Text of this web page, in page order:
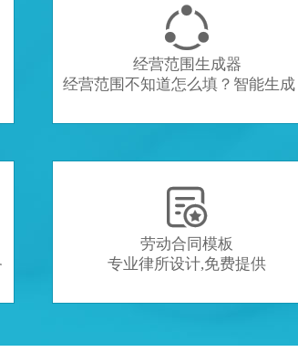

经营范围生成器
经营范围不知道怎么填？智能生成

劳动合同模板
专业律所设计,免费提供